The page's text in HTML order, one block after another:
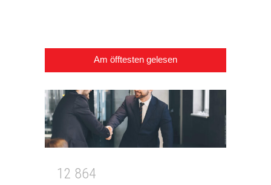
Am öfftesten gelesen
1 2 864